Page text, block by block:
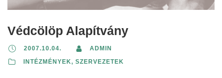
Védcölöp Alapítvány
2007.10.04.
ADMIN
INTÉZMÉNYEK, SZERVEZETEK